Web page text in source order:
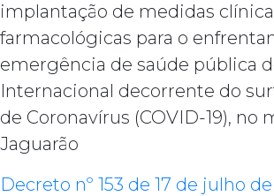
implantação de medidas
farmacológicas para o
emergência de saúde pública
Internacional decorrente do
de Coronavírus (COVID-19), no
Jaguarão
Decreto nº 153 de 17 de julho